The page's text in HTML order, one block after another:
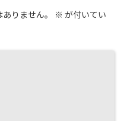
りません。 ※ が付いてい